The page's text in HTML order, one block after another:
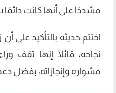
مشددًا على أنها كانت دائمًا
اختتم حديثه بالتأكيد على
مشواره وإنجازاته، بفضل